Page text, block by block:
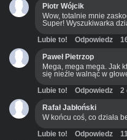
Piotr Wójcik
Wow, totalnie mnie
Super! Wyszukiwarka
Lubie to! Odpowiedz
Paweł Pietrzop
Mega, mega mega. Jak
się nieźle walnąć w
Lubie to! Odpowiedz
2
Rafał Jabłoński
W końcu coś, co działa
Lubie to! Odpowiedz